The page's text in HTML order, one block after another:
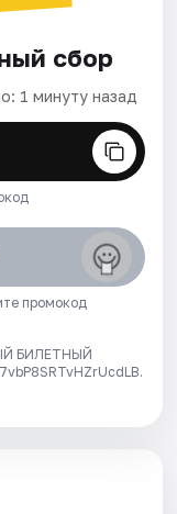
сбор
1 минуту назад
промокод
БИЛЕТНЫЙ